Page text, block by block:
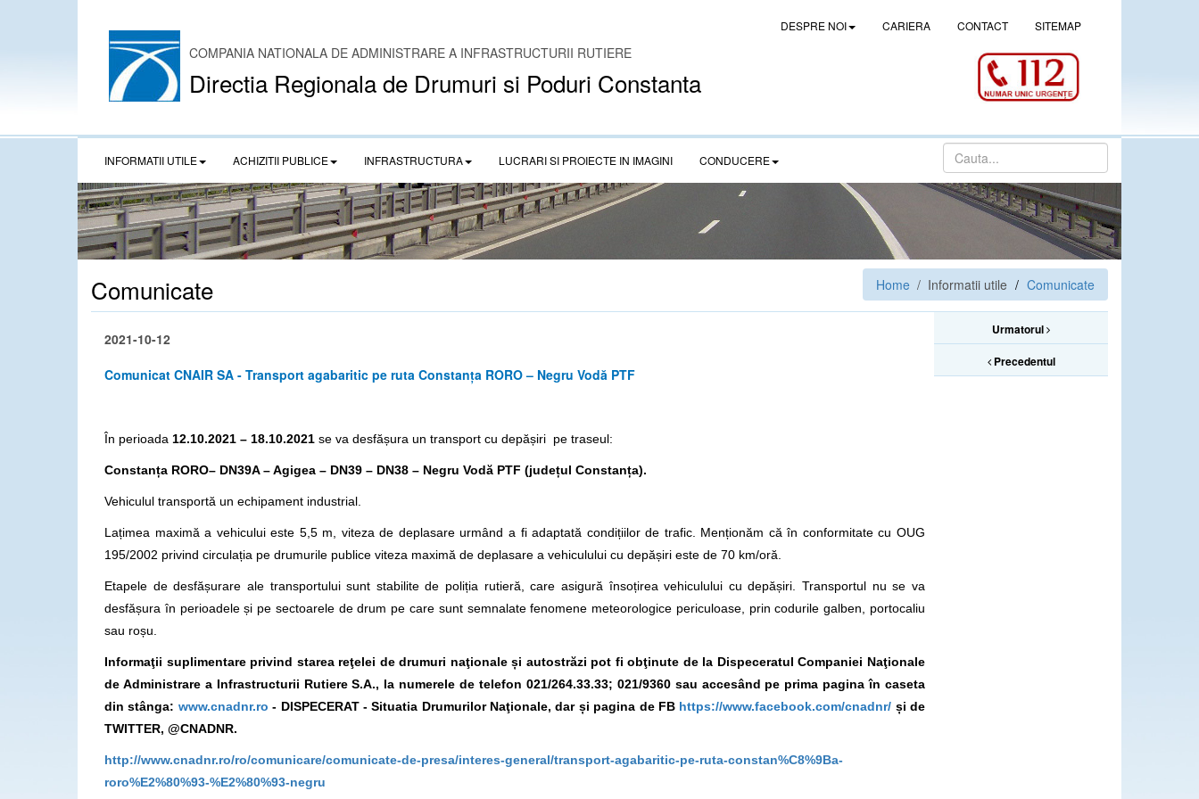
DESPRE NOI CARIERA CONTACT SITEMAP
COMPANIA NATIONALA DE ADMINISTRARE A INFRASTRUCTURII RUTIERE
Directia Regionala de Drumuri si Poduri Constanta
INFORMATII UTILE ACHIZITII PUBLICE INFRASTRUCTURA LUCRARI SI PROIECTE IN IMAGINI CONDUCERE
Comunicate Home / Informatii utile Comunicate
Urmatorul
Precedentul
2021-10-12
Comunicat CNAIR SA - Transport agabaritic pe ruta Constanța RORO – Negru Vodă PTF
În perioada 12.10.2021 – 18.10.2021 se va desfășura un transport cu depășiri pe traseul:
Constanța RORO– DN39A – Agigea – DN39 – DN38 – Negru Vodă PTF (județul Constanța).
Vehiculul transportă un echipament industrial.
Lațimea maximă a vehicului este 5,5 m, viteza de deplasare urmând a fi adaptată condițiilor de trafic. Menționăm că în conformitate cu OUG
195/2002 privind circulația pe drumurile publice viteza maximă de deplasare a vehiculului cu depășiri este de 70 km/oră.
Etapele de desfășurare ale transportului sunt stabilite de poliția rutieră, care asigură însoțirea vehiculului cu depășiri. Transportul nu se va
desfășura în perioadele și pe sectoarele de drum pe care sunt semnalate fenomene meteorologice periculoase, prin codurile galben, portocaliu
sau roșu.
Informaţii suplimentare privind starea reţelei de drumuri naţionale și autostrăzi pot fi obţinute de la Dispeceratul Companiei Naţionale
de Administrare a Infrastructurii Rutiere S.A., la numerele de telefon 021/264.33.33; 021/9360 sau accesând pe prima pagina în caseta
din stânga: www.cnadnr.ro - DISPECERAT - Situatia Drumurilor Naţionale, dar și pagina de FB https://www.facebook.com/cnadnr/ și de
TWITTER, @CNADNR.
http://www.cnadnr.ro/ro/comunicare/comunicate-de-presa/interes-general/transport-agabaritic-pe-ruta-constan%C8%9Ba-
roro%E2%80%93-%E2%80%93-negru